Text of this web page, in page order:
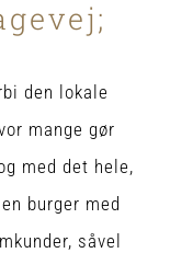
den lokale
mange gør
med det hele,
burger med
såvel